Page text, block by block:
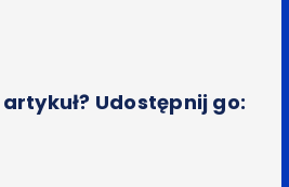
artykuł? Udostępnij go: